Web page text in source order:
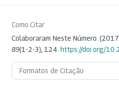
Como Citar
Colaboraram Neste Número.
89(1-2-3), 124. https://doi.org/
Formatos de Citação